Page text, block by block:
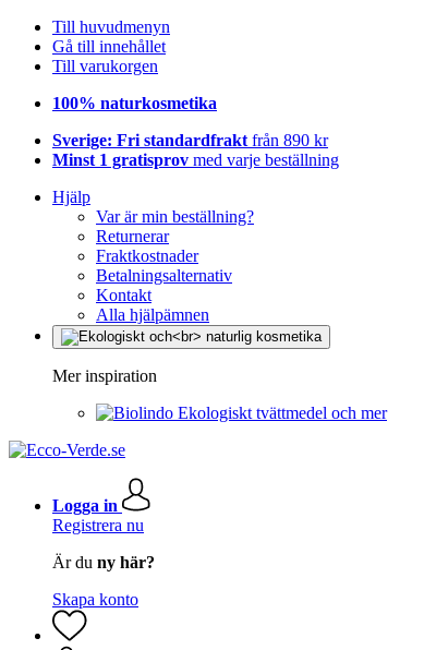
Till huvudmenyn
Gå till innehållet
Till varukorgen
100% naturkosmetika
Sverige: Fri standardfrakt från 890 kr
Minst 1 gratisprov med varje beställning
Hjälp
Var är min beställning?
Returnerar
Fraktkostnader
Betalningsalternativ
Kontakt
Alla hjälpämnen
Mer inspiration
Ekologiskt tvättmedel och mer
Logga in
Registrera nu
Är du ny här?
Skapa konto